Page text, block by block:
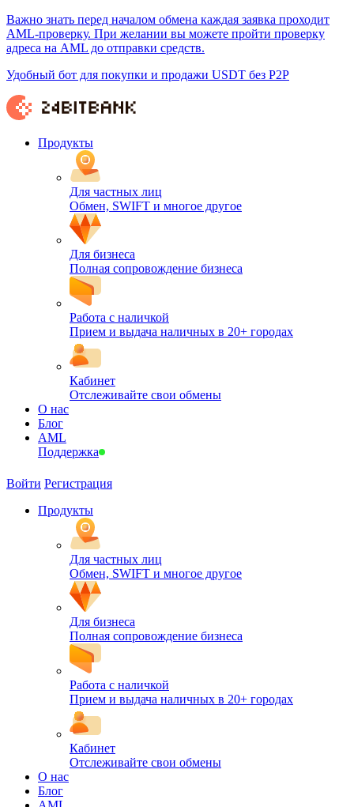
Важно знать перед началом обмена каждая заявка проходит
AML-проверку. При желании вы можете пройти проверку
адреса на AML до отправки средств.
Удобный бот для покупки и продажи USDT без P2P
Продукты
Для частных лиц
Обмен, SWIFT и многое другое
Для бизнеса
Полная сопровождение бизнеса
Работа с наличкой
Прием и выдача наличных в 20+ городах
Кабинет
Отслеживайте свои обмены
О нас
Блог
AML
Поддержка
Войти Регистрация
Продукты
Для частных лиц
Обмен, SWIFT и многое другое
Для бизнеса
Полная сопровождение бизнеса
Работа с наличкой
Прием и выдача наличных в 20+ городах
Кабинет
Отслеживайте свои обмены
О нас
Блог